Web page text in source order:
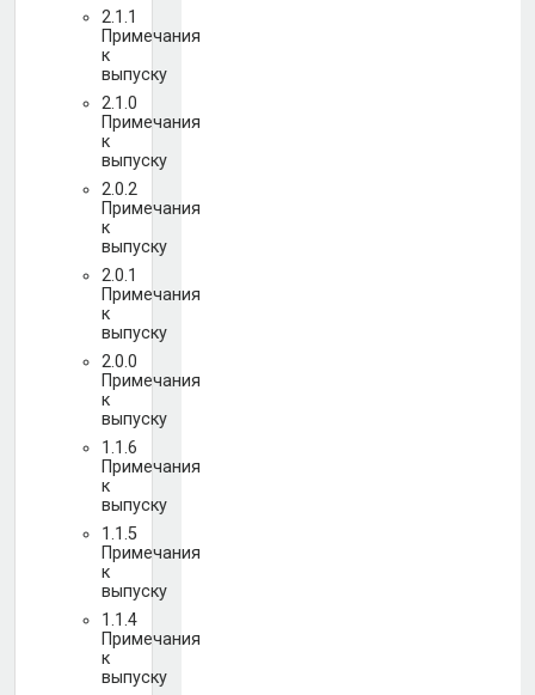
2.1.1
Примечания
к
выпуску
2.1.0
Примечания
к
выпуску
2.0.2
Примечания
к
выпуску
2.0.1
Примечания
к
выпуску
2.0.0
Примечания
к
выпуску
1.1.6
Примечания
к
выпуску
1.1.5
Примечания
к
выпуску
1.1.4
Примечания
к
выпуску